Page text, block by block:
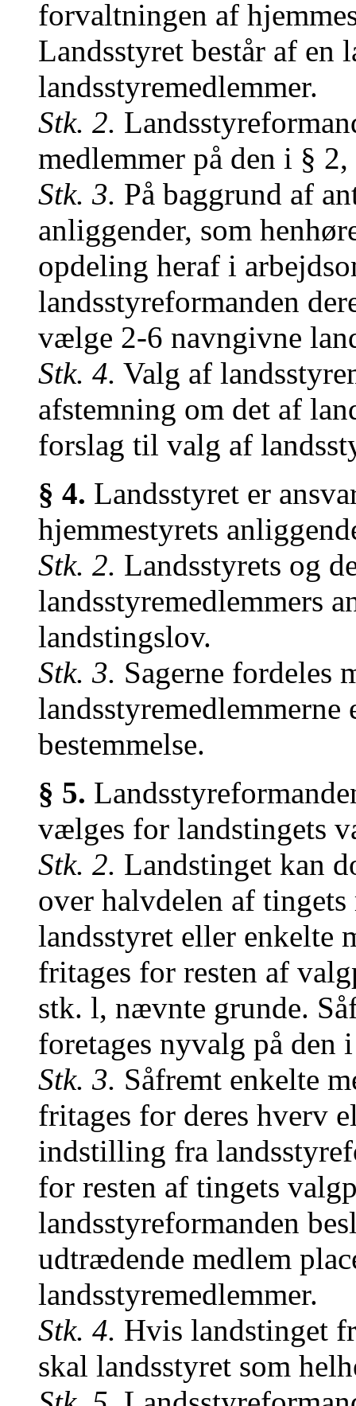
forvaltningen af
Landsstyret består af en
landsstyremedlemmer.
Stk. 2.
medlemmer på den i §
Stk. 3. På baggrund af
anliggender, som
opdeling heraf i
landsstyreformanden
vælge 2-6 navngivne
Stk. 4. Valg af
afstemning om det af
forslag til valg af
§ 4. Landsstyret er
hjemmestyrets
Stk. 2. Landsstyrets og
landsstyremedlemmers
landstingslov.
Stk. 3. Sagerne fordeles
landsstyremedlemmerne
bestemmelse.
§ 5.
vælges for landstingets
Stk. 2. Landstinget kan
over halvdelen af tingets
landsstyret eller enkelte
fritages for resten af
stk. l, nævnte grunde.
foretages nyvalg på den
Stk. 3. Såfremt enkelte
fritages for deres hverv
indstilling fra
for resten af tingets
landsstyreformanden
udtrædende medlem
landsstyremedlemmer.
Stk. 4. Hvis landstinget
skal landsstyret som